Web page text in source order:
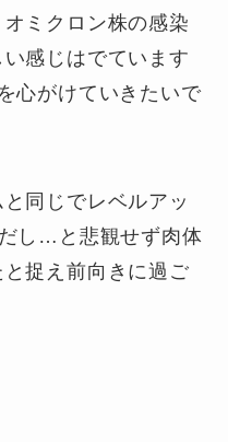
ミクロン株の感染
感じはでています
心がけていきたいで
同じでレベルアッ
し…と悲観せず肉体
捉え前向きに過ご